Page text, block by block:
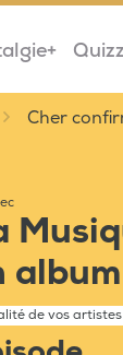
Quizz
Cher
de vos